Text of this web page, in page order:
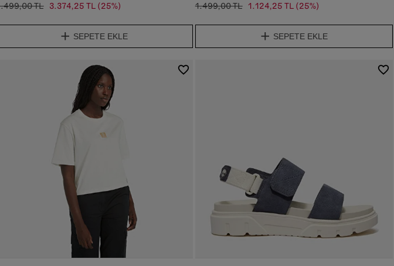
TL 3.374,25 TL (25%)
SEPETE EKLE
1.499,00 TL 1.124,25 TL (25%)
SEPETE EKLE